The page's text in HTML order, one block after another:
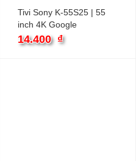
Tivi Sony K-55S25 | 55
inch 4K Google
14.400 ₫